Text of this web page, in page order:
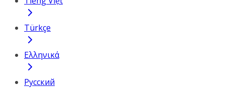
Türkçe
Ελληνικά
Русский